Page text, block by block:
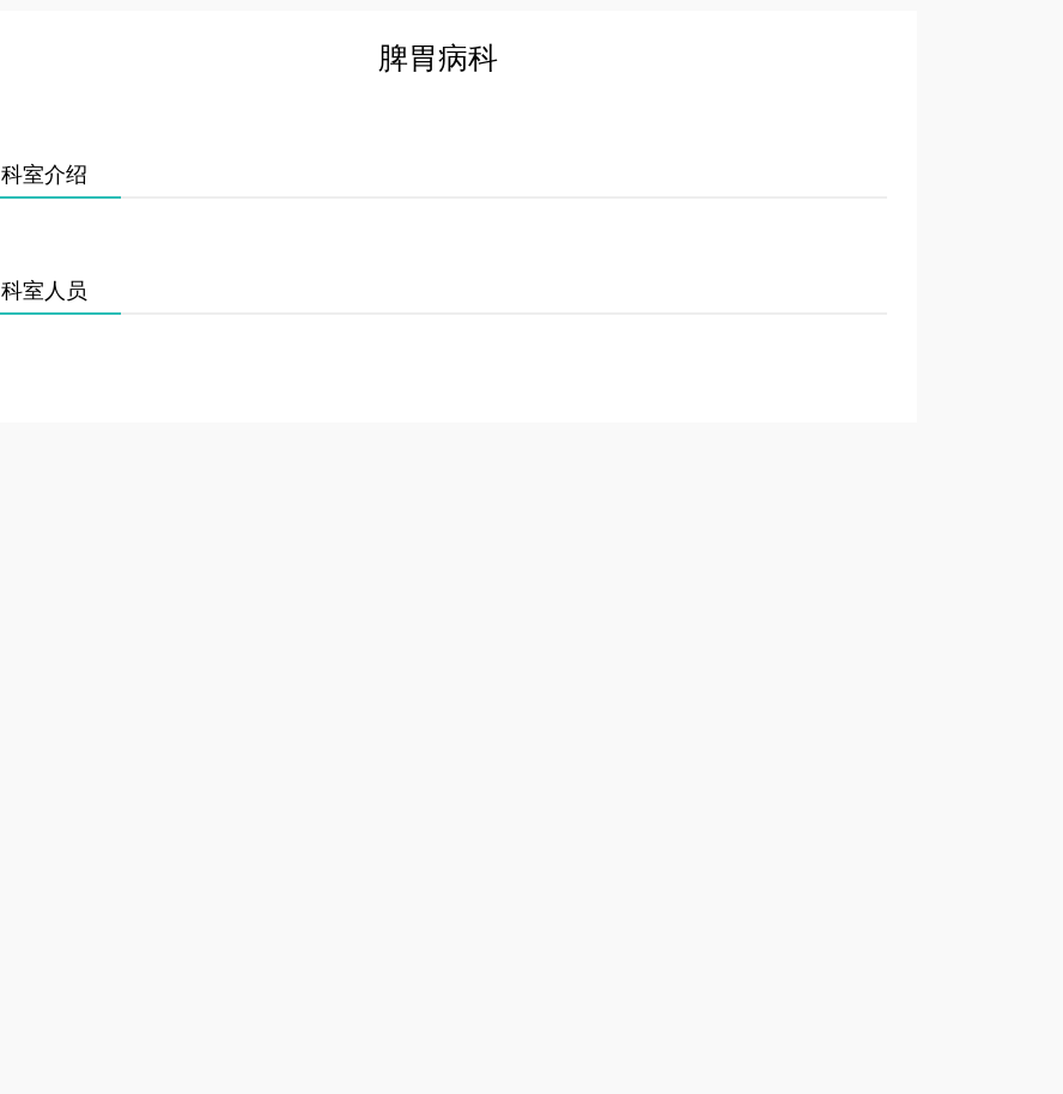
脾胃病科
科室介绍
科室人员